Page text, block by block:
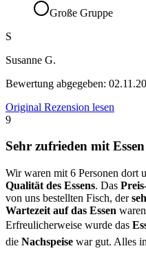
Große Gruppe
S
Susanne G.
Bewertung abgegeben:
Original Rezension lesen
9
Sehr zufrieden mit
Wir waren mit 6 Personen dort
Qualität des Essens. Das
von uns bestellten Fisch, der
Wartezeit auf das Essen
Erfreulicherweise wurde das
die Nachspeise war gut. Alles